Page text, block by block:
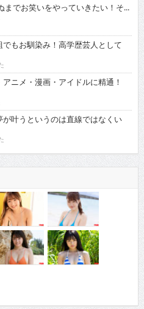
までお笑いをやっていきたい！そ...
もお馴染み！高学歴芸人として
ニメ・漫画・アイドルに精通！
叶うというのは直線ではなくい